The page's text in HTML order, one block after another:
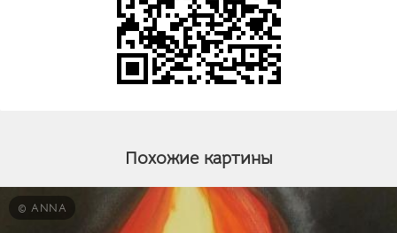
Похожие картины
© ANNA